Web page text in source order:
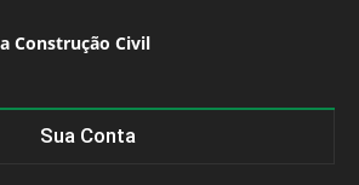
Construção Civil
Sua Conta